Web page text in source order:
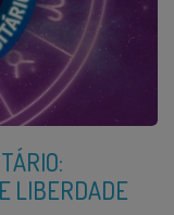
LIBERDADE